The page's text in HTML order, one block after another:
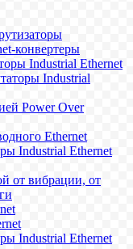
конвертеры
Industrial Ethernet
Industrial
Power Over
Ethernet
Industrial Ethernet
от вибрации, от
Industrial Ethernet